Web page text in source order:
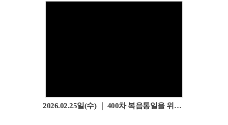
2026.02.25일(수) ｜ 400차 복음통일을 위한 기도회